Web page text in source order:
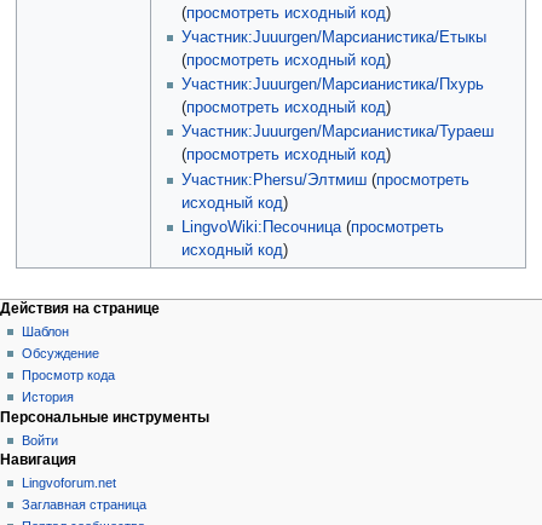
(просмотреть исходный код)
Участник:Juuurgen/Марсианистика/Етыкы
(просмотреть исходный код)
Участник:Juuurgen/Марсианистика/Пхурь
(просмотреть исходный код)
Участник:Juuurgen/Марсианистика/Тураеш
(просмотреть исходный код)
Участник:Phersu/Элтмиш (просмотреть
исходный код)
LingvoWiki:Песочница(просмотреть
исходный код)
Действия на странице
Шаблон
Обсуждение
Просмотр кода
История
Персональные инструменты
Войти
Навигация
Lingvoforum.net
Заглавная страница